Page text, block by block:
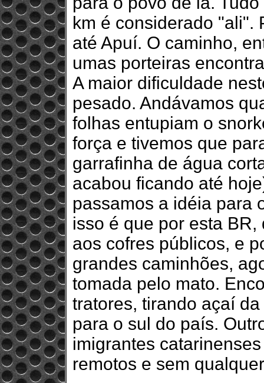
km é considerado "ali".
até Apuí. O caminho,
umas porteiras
A maior dificuldade
pesado. Andávamos
folhas entupiam o
força e tivemos que
garrafinha de água
acabou ficando até
passamos a idéia para
isso é que por esta
aos cofres públicos, e
grandes caminhões,
tomada pelo mato.
tratores, tirando açaí
para o sul do país.
imigrantes
remotos e sem